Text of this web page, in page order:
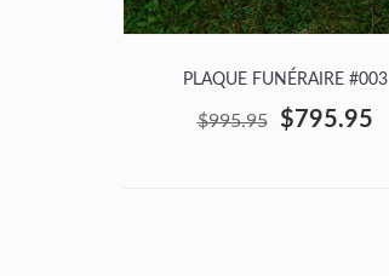
PLAQUE FUNÉRAIRE #003
$995.95 $795.95